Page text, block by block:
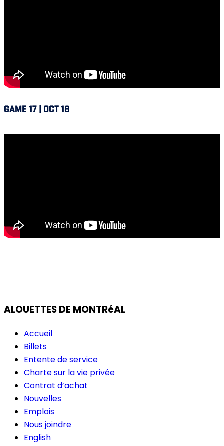
GAME 17 | OCT 18
ALOUETTES DE MONTRéAL
Accueil
Billets
Entente de service
Charte sur la vie privée
Contrat d’achat
Nouvelles
Emplois
Nous joindre
English